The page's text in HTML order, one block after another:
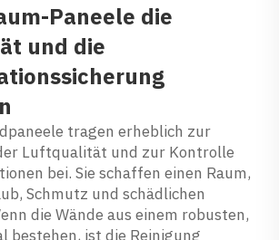
Paneele die
und die
tragen erheblich zur
Luftqualität und zur Kontrolle
bei. Sie schaffen einen Raum,
Schmutz und schädlichen
die Wände aus einem robusten,
bestehen, ist die Reinigung